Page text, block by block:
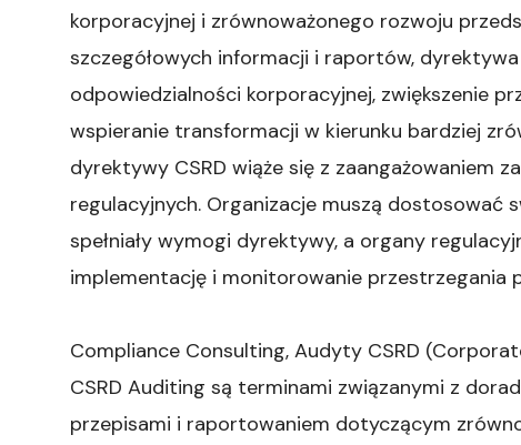
korporacyjnej i zrównoważonego rozwoju
szczegółowych informacji i raportów,
odpowiedzialności korporacyjnej, zwiększenie
wspieranie transformacji w kierunku bardziej
dyrektywy CSRD wiąże się z zaangażowaniem
regulacyjnych. Organizacje muszą
spełniały wymogi dyrektywy, a organy
implementację i monitorowanie przestrzegania
Compliance Consulting, Audyty CSRD
CSRD Auditing są terminami związanymi z
przepisami i raportowaniem dotyczącym